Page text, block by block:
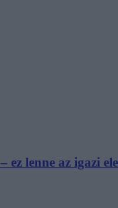
ez lenne az igazi